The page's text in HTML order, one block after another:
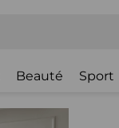
Beauté Sport